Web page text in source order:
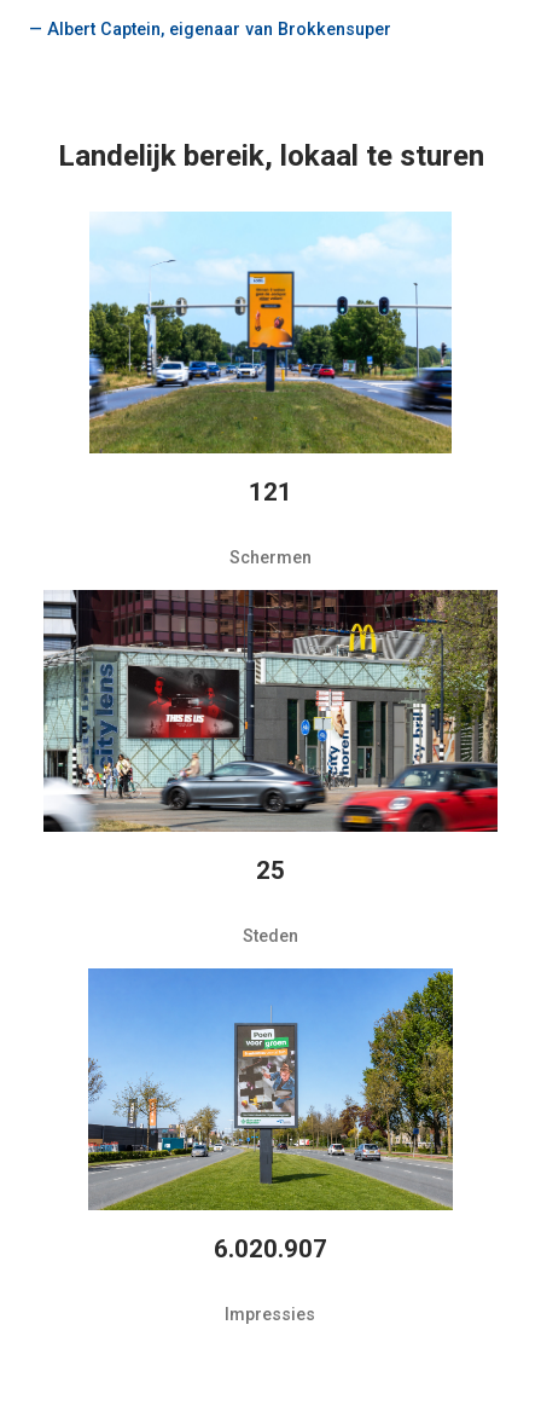
Albert Captein, eigenaar van Brokkensuper
Landelijk bereik, lokaal te sturen
121
Schermen
25
Steden
6.020.907
Impressies